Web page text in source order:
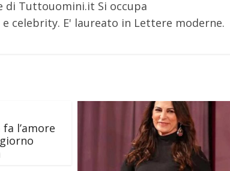
di Tuttouomini.it Si occupa
celebrity. E' laureato in Lettere moderne.
l’amore